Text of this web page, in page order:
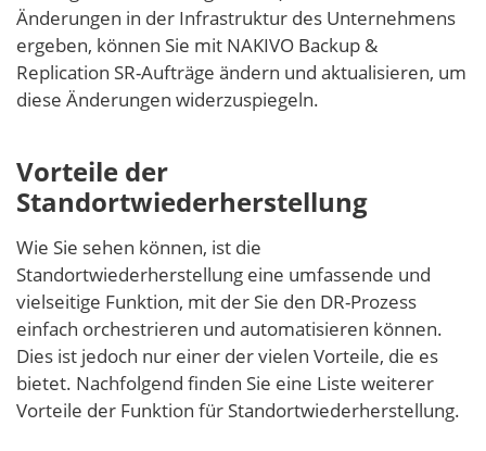
Änderungen in der Infrastruktur des Unternehmens
ergeben, können Sie mit NAKIVO Backup &
Replication SR-Aufträge ändern und aktualisieren, um
diese Änderungen widerzuspiegeln.
Vorteile der
Standortwiederherstellung
Wie Sie sehen können, ist die
Standortwiederherstellung eine umfassende und
vielseitige Funktion, mit der Sie den DR-Prozess
einfach orchestrieren und automatisieren können.
Dies ist jedoch nur einer der vielen Vorteile, die es
bietet. Nachfolgend finden Sie eine Liste weiterer
Vorteile der Funktion für Standortwiederherstellung.